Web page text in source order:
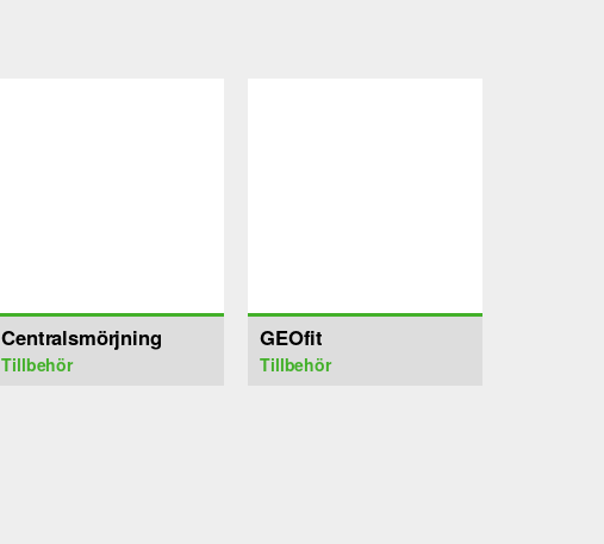
Centralsmörjning
Tillbehör
GEOfit
Tillbehör